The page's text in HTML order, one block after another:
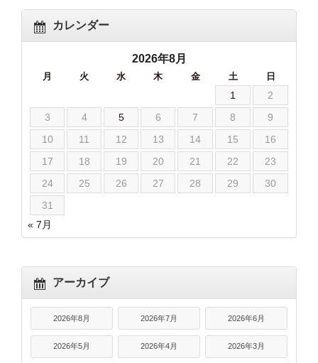
カレンダー
2026年8月
月 火 水 木 金 土 日
1
2
3
4 5 6 7 8
9
10
11 12 13 14 15
16
17
18 19 20 21 22
23
24
25 26 27 28 29
30
31
« 7月
アーカイブ
2026年8月 2026年7月 2026年6月
2026年5月 2026年4月 2026年3月